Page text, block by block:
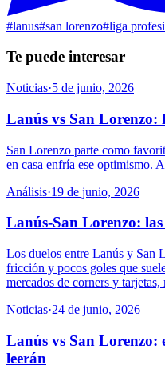
#lanus#san lorenzo#liga
Te puede interesar
Noticias·5 de junio, 2026
Lanús vs San Lorenzo:
San Lorenzo parte como
en casa enfría ese optimismo.
Análisis·19 de junio, 2026
Lanús-San Lorenzo:
Los duelos entre Lanús y San
fricción y pocos goles que
mercados de corners y
Noticias·24 de junio, 2026
Lanús vs San Lorenzo:
leerán